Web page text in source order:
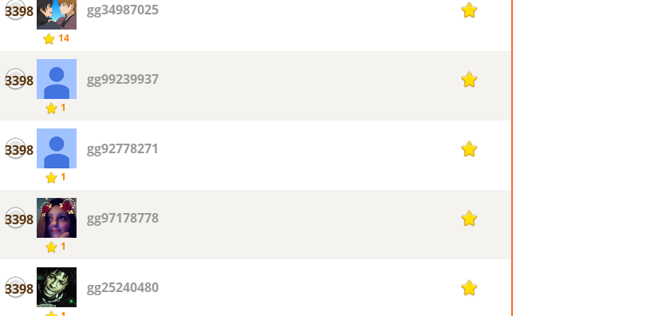
3398
14
gg34987025 1
3398
1
gg99239937 1
3398
1
gg92778271 1
3398
1
gg97178778 1
3398 gg25240480 1